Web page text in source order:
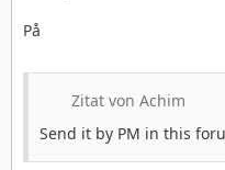
På
Zitat von Achim
Send it by PM in this